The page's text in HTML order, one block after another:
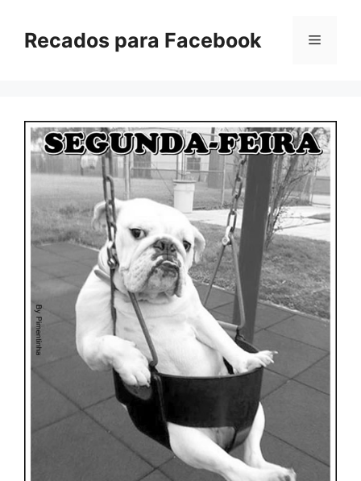
paraRecados para Facebook Menu